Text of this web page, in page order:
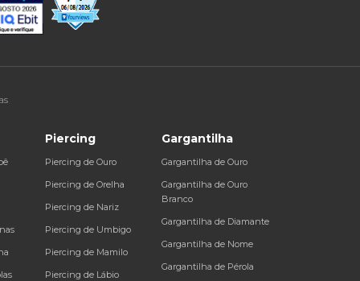
Piercing
Piercing de Ouro
Piercing de Orelha
Piercing de Nariz
Piercing de Umbigo
Piercing de Mamilo
Piercing de Lábio
Gargantilha
Gargantilha de Ouro
Gargantilha de Ouro
Branco
Gargantilha de Diamante
Gargantilha de Nome
Gargantilha de Pérola